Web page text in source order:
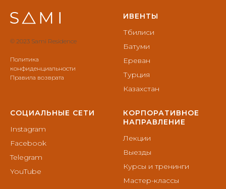
© 2023 Sami Residence
Политика
конфиденциальности
Правила возврата
ИВЕНТЫ
Тбилиси
Батуми
Ереван
Турция
Казахстан
СОЦИАЛЬНЫЕ СЕТИ
Instagram
Facebook
Telegram
YouTube
КОРПОРАТИВНОЕ
НАПРАВЛЕНИЕ
Лекции
Выезды
Курсы и тренинги
Мастер-классы